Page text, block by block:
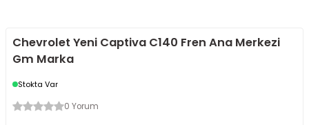
Chevrolet Yeni Captiva C140 Fren Ana Merkezi
Gm Marka
Stokta Var
0 Yorum